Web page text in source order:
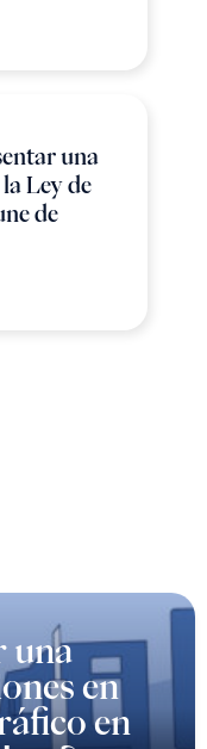
una
Ley de
de
una
en
en